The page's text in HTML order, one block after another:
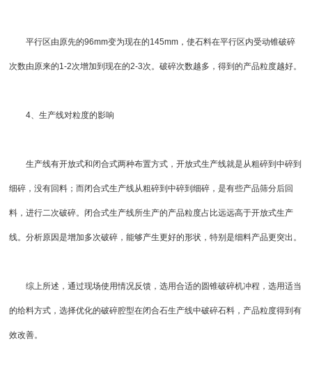
平行区由原先的96mm变为现在的145mm，使石料在平行区内受动锥破碎
次数由原来的1-2次增加到现在的2-3次。破碎次数越多，得到的产品粒度越好。
4、生产线对粒度的影响
生产线有开放式和闭合式两种布置方式，开放式生产线就是从粗碎到中碎到
细碎，没有回料；而闭合式生产线从粗碎到中碎到细碎，是有些产品筛分后回
料，进行二次破碎。闭合式生产线所生产的产品粒度占比远远高于开放式生产
线。分析原因是增加多次破碎，能够产生更好的形状，特别是细料产品更突出。
综上所述，通过现场使用情况反馈，选用合适的圆锥破碎机冲程，选用适当
的给料方式，选择优化的破碎腔型在闭合石生产线中破碎石料，产品粒度得到有
效改善。